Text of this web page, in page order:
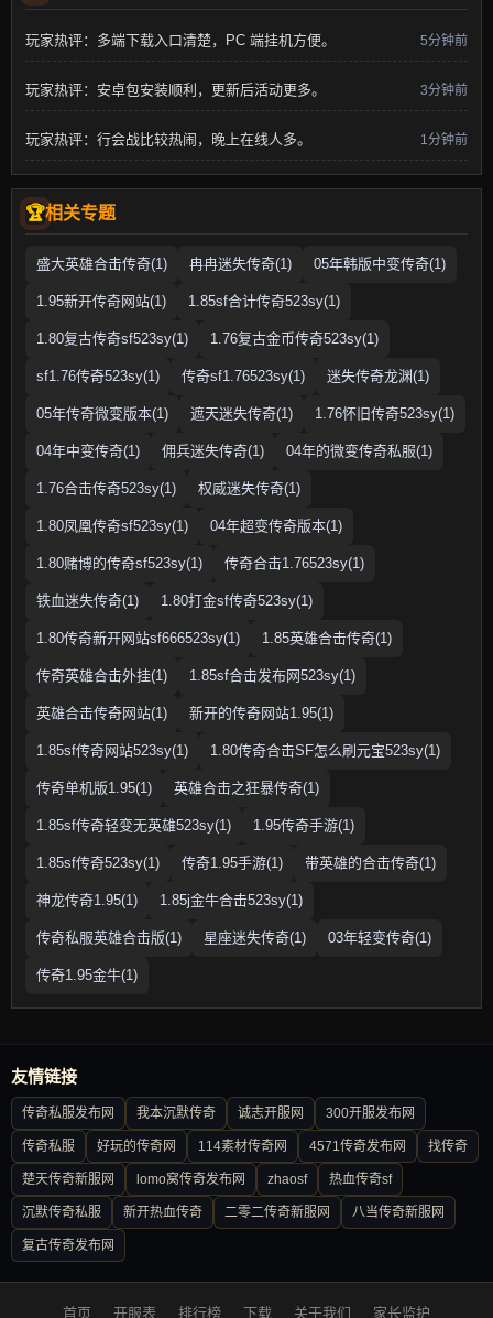
玩家热评：多端下载入口清楚，PC 端挂机方便。 5分钟前
玩家热评：安卓包安装顺利，更新后活动更多。 3分钟前
玩家热评：行会战比较热闹，晚上在线人多。 1分钟前
相关专题
盛大英雄合击传奇(1) 冉冉迷失传奇(1) 05年韩版中变传奇(1)
1.95新开传奇网站(1) 1.85sf合计传奇523sy(1)
1.80复古传奇sf523sy(1) 1.76复古金币传奇523sy(1)
sf1.76传奇523sy(1) 传奇sf1.76523sy(1) 迷失传奇龙渊(1)
05年传奇微变版本(1) 遮天迷失传奇(1) 1.76怀旧传奇523sy(1)
04年中变传奇(1) 佣兵迷失传奇(1) 04年的微变传奇私服(1)
1.76合击传奇523sy(1) 权威迷失传奇(1)
1.80凤凰传奇sf523sy(1) 04年超变传奇版本(1)
1.80赌博的传奇sf523sy(1) 传奇合击1.76523sy(1)
铁血迷失传奇(1) 1.80打金sf传奇523sy(1)
1.80传奇新开网站sf666523sy(1) 1.85英雄合击传奇(1)
传奇英雄合击外挂(1) 1.85sf合击发布网523sy(1)
英雄合击传奇网站(1) 新开的传奇网站1.95(1)
1.85sf传奇网站523sy(1) 1.80传奇合击SF怎么刷元宝523sy(1)
传奇单机版1.95(1) 英雄合击之狂暴传奇(1)
1.85sf传奇轻变无英雄523sy(1) 1.95传奇手游(1)
1.85sf传奇523sy(1) 传奇1.95手游(1) 带英雄的合击传奇(1)
神龙传奇1.95(1) 1.85j金牛合击523sy(1)
传奇私服英雄合击版(1) 星座迷失传奇(1) 03年轻变传奇(1)
传奇1.95金牛(1)
友情链接
传奇私服发布网 我本沉默传奇 诚志开服网 300开服发布网
传奇私服 好玩的传奇网 114素材传奇网 4571传奇发布网 找传奇
楚天传奇新服网 lomo窝传奇发布网 zhaosf 热血传奇sf
沉默传奇私服 新开热血传奇 二零二传奇新服网 八当传奇新服网
复古传奇发布网
首页 开服表 排行榜 下载 关于我们 家长监护